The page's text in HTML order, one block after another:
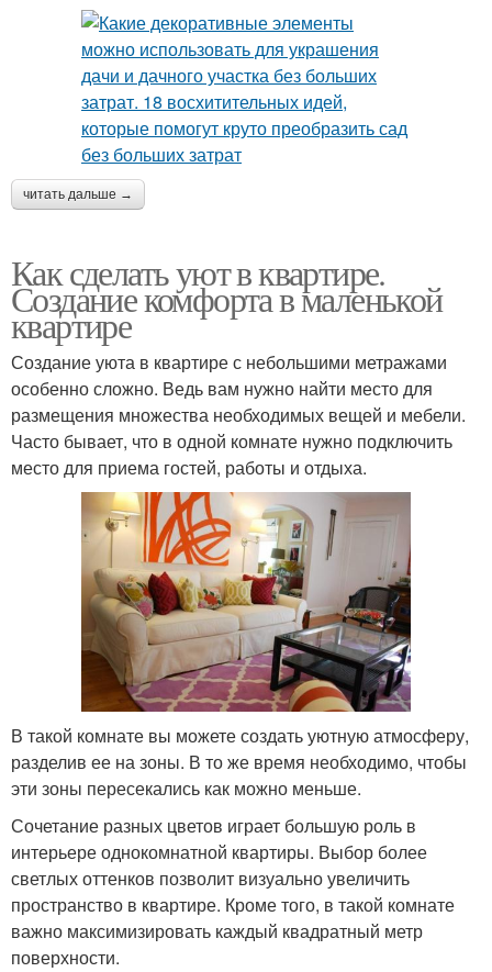
читать дальше →
Как сделать уют в квартире.
Создание комфорта в маленькой
квартире
Создание уюта в квартире с небольшими метражами
особенно сложно. Ведь вам нужно найти место для
размещения множества необходимых вещей и мебели.
Часто бывает, что в одной комнате нужно подключить
место для приема гостей, работы и отдыха.
В такой комнате вы можете создать уютную атмосферу,
разделив ее на зоны. В то же время необходимо, чтобы
эти зоны пересекались как можно меньше.
Сочетание разных цветов играет большую роль в
интерьере однокомнатной квартиры. Выбор более
светлых оттенков позволит визуально увеличить
пространство в квартире. Кроме того, в такой комнате
важно максимизировать каждый квадратный метр
поверхности.